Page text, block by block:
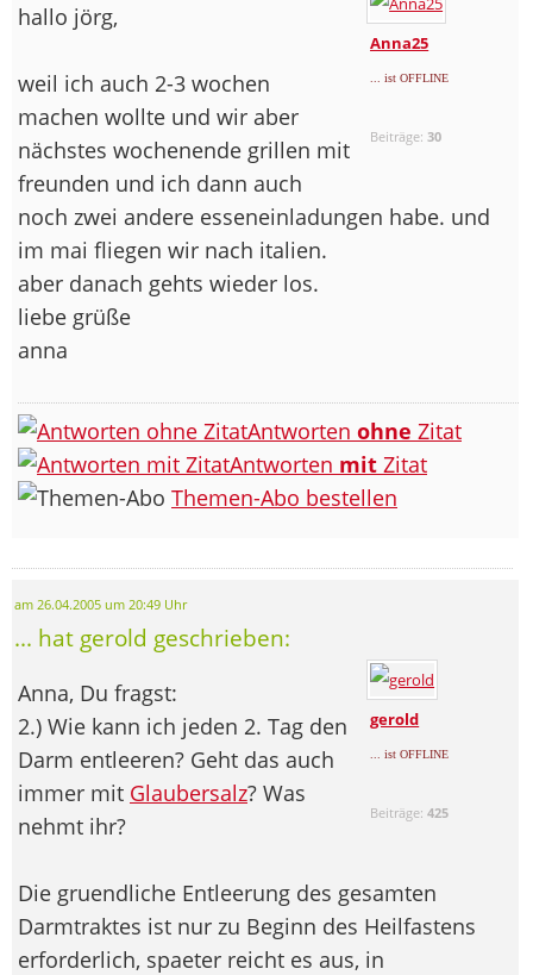
Anna25
... ist OFFLINE
Beiträge:30
hallo jörg,
weil ich auch 2-3 wochen
machen wollte und wir aber
nächstes wochenende grillen mit
freunden und ich dann auch
noch zwei andere esseneinladungen habe. und
im mai fliegen wir nach italien.
aber danach gehts wieder los.
liebe grüße
anna
Antworten ohne Zitat
Antworten mit Zitat
Themen-Abo bestellen
am 26.04.2005 um 20:49 Uhr
... hat gerold geschrieben:
gerold
... ist OFFLINE
Beiträge:425
Anna, Du fragst:
2.) Wie kann ich jeden 2. Tag den
Darm entleeren? Geht das auch
immer mit Glaubersalz? Was
nehmt ihr?
Die gruendliche Entleerung des gesamten
Darmtraktes ist nur zu Beginn des Heilfastens
erforderlich, spaeter reicht es aus, in